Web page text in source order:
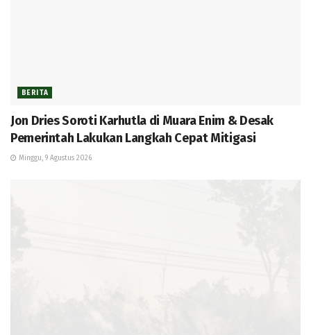
BERITA
Jon Dries Soroti Karhutla di Muara Enim & Desak
Pemerintah Lakukan Langkah Cepat Mitigasi
Minggu, 9 Agustus 2026